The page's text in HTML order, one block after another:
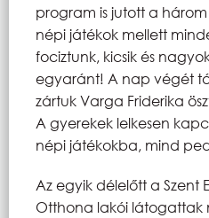
program is jutott a
népi játékok mellett
fociztunk, kicsik és
egyaránt! A nap végét
zártuk Varga Friderika
A gyerekek lelkesen
népi játékokba, mind
Az egyik délelőtt a Szent
Otthona lakói látogattak